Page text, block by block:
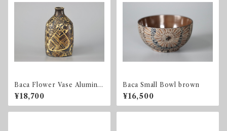
Baca Flower Vase Aluminia
/ 723 3208
¥18,700
Baca Small Bowl brown
¥16,500